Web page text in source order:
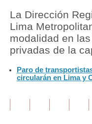
Política
Tu Dinero
Finanzas Personales
Inmobiliarias
Opinión
La Dirección
Lima
modalidad en
privadas de la
Paro de
circularán en Lima y